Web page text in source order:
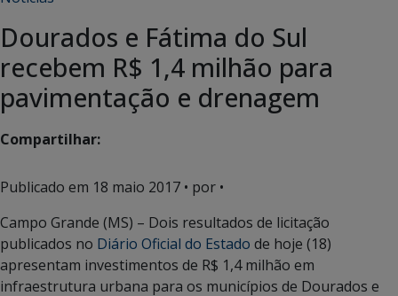
Dourados e Fátima do Sul
recebem R$ 1,4 milhão para
pavimentação e drenagem
Compartilhar:
Publicado em 18 maio 2017 • por •
Campo Grande (MS) – Dois resultados de licitação
publicados no Diário Oficial do Estado de hoje (18)
apresentam investimentos de R$ 1,4 milhão em
infraestrutura urbana para os municípios de Dourados e